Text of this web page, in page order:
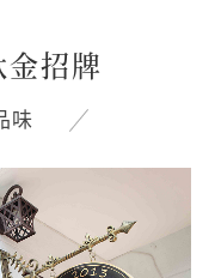
招牌
味